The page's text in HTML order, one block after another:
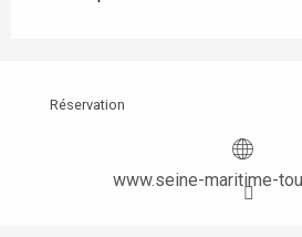
Réservation
www.seine-maritime-